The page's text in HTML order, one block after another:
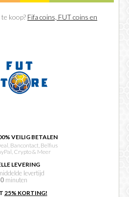
koop? Fifa coins, FUT coins en
VEILIG BETALEN
Bancontact, Belfius
Crypto & Meer
LEVERING
levertijd
minuten
25% KORTING!